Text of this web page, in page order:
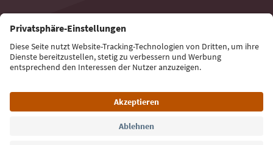
E-Mail Adresse
Jetzt anmelden